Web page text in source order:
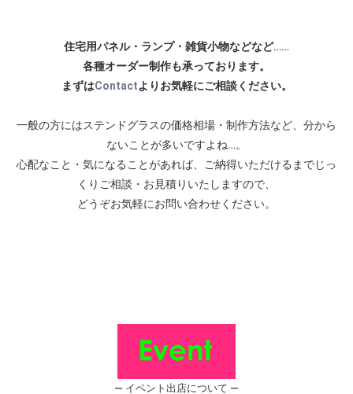
住宅用パネル・ランプ・雑貨小物などなど……
各種オーダー制作も承っております。
まずはContactよりお気軽にご相談ください。
一般の方にはステンドグラスの価格相場・制作方法など、分から
ないことが多いですよね…。
心配なこと・気になることがあれば、ご納得いただけるまでじっ
くりご相談・お見積りいたしますので、
どうぞお気軽にお問い合わせください。
― イベント出店について ―